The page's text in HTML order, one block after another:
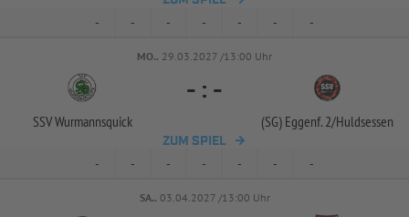
- - - - - - -
MO.. 29.03.2027 /13:00 Uhr
SSV Wurmannsquick
- : -
(SG) Eggenf. 2/Huldsessen
ZUM SPIEL
- - - - - - -
SA.. 03.04.2027 /13:00 Uhr